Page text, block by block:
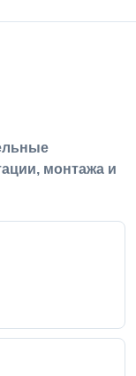
монтажа и